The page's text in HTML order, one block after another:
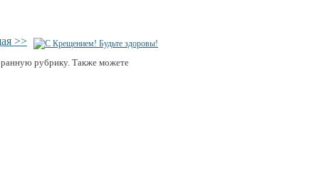
>>
рубрику. Также можете